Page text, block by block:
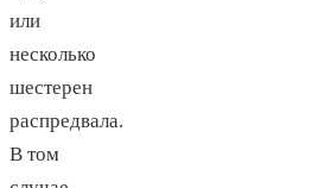
или
несколько
шестерен
распредвала.
В том